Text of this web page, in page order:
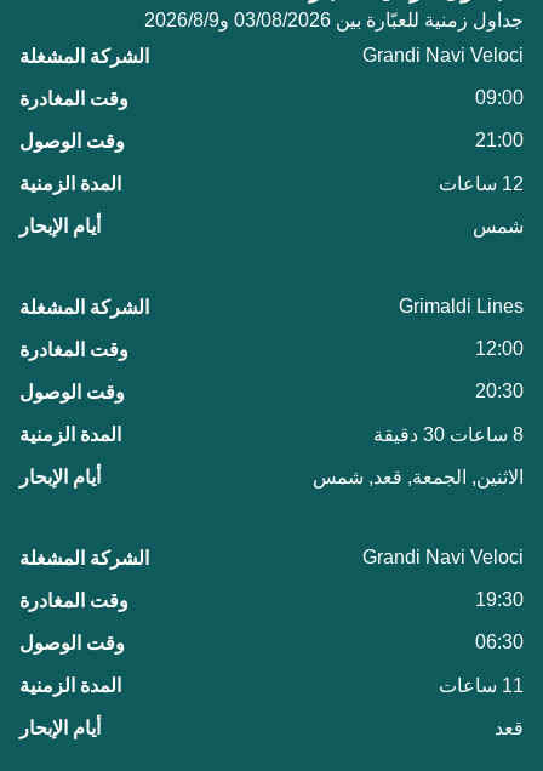
جداول زمنية للعبّارة بين 03/08/2026 و9‏/8‏/2026
Grandi Navi Veloci
09:00
21:00
12 ساعات
شمس
Grimaldi Lines
12:00
20:30
8 ساعات 30 دقيقة
الاثنين, الجمعة, قعد, شمس
Grandi Navi Veloci
19:30
06:30
11 ساعات
قعد